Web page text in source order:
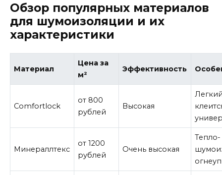
Обзор популярных материалов
для шумоизоляции и их
характеристики
Материал
Цена за
м²
Эффективность
Comfortlock
от 800
рублей
Высокая
Минераллтекс
от 1200
рублей
Очень высокая